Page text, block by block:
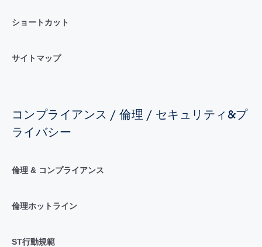
ショートカット
サイトマップ
コンプライアンス / 倫理 / セキュリティ&プ
ライバシー
倫理 & コンプライアンス
倫理ホットライン
ST行動規範